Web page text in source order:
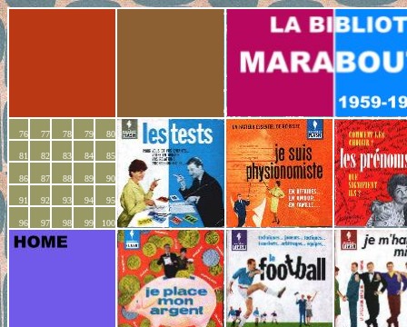
76 77 78 79 80
81 82 83 84 85
86 87 88 89 90
91 92 93 94 95
96 97 98 99 100